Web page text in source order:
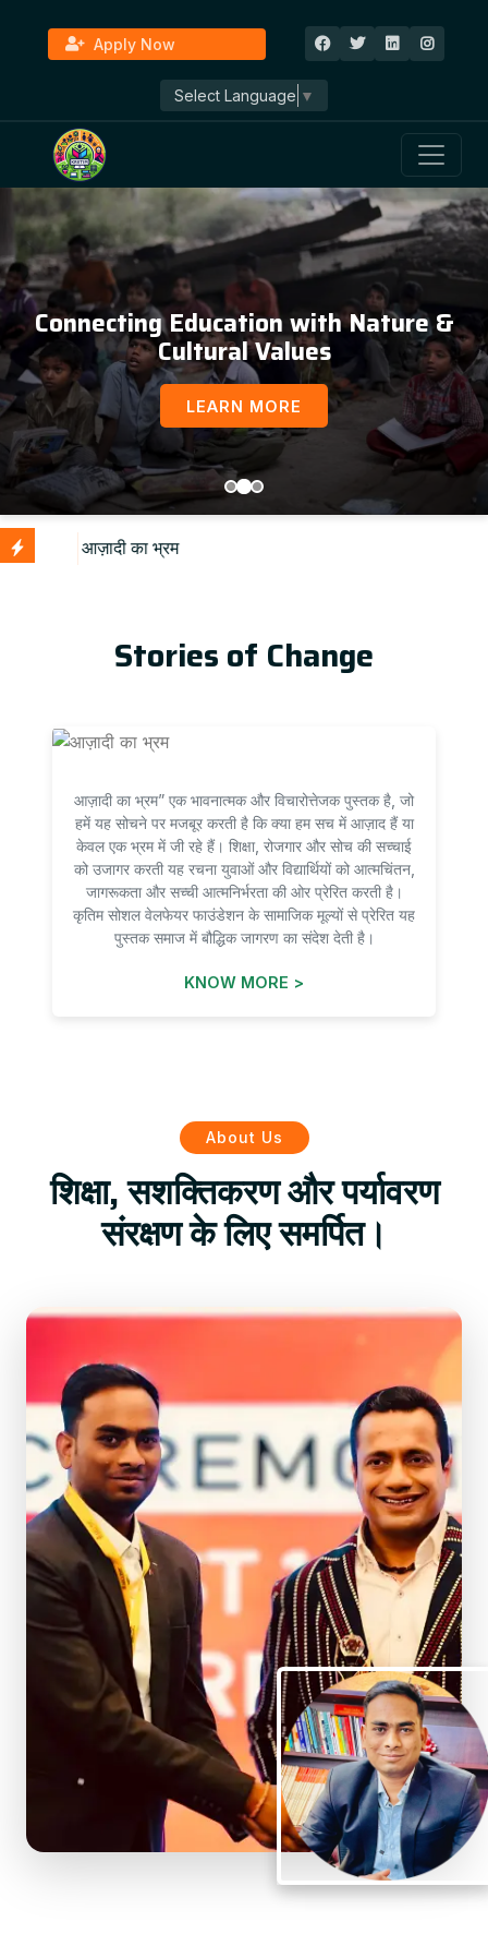
Apply Now
Select Language ▼
Connecting Education with Nature &
Cultural Values
LEARN MORE
Stories of Change
आज़ादी का भ्रम” एक भावनात्मक और विचारोत्तेजक पुस्तक है, जो
हमें यह सोचने पर मजबूर करती है कि क्या हम सच में आज़ाद हैं या
केवल एक भ्रम में जी रहे हैं। शिक्षा, रोजगार और सोच की सच्चाई
को उजागर करती यह रचना युवाओं और विद्यार्थियों को आत्मचिंतन,
जागरूकता और सच्ची आत्मनिर्भरता की ओर प्रेरित करती है।
कृतिम सोशल वेलफेयर फाउंडेशन के सामाजिक मूल्यों से प्रेरित यह
पुस्तक समाज में बौद्धिक जागरण का संदेश देती है।
KNOW MORE >
About Us
शिक्षा, सशक्तिकरण और पर्यावरण
संरक्षण के लिए समर्पित।